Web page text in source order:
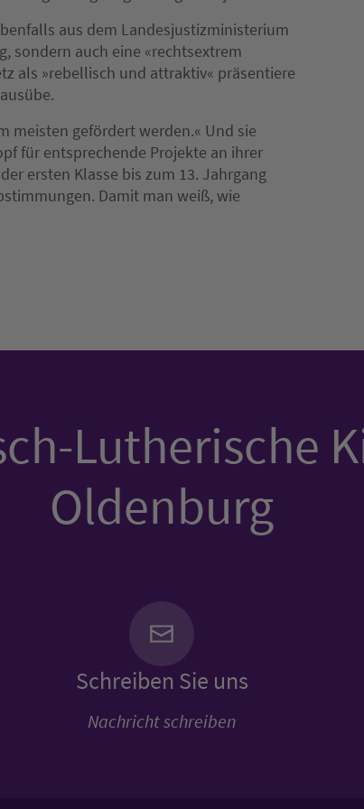
aus dem Landesjustizministerium
sondern auch eine «rechtsextrem
als »rebellisch und attraktiv« präsentiere
meisten gefördert werden.« Und sie
für entsprechende Projekte an ihrer
ersten Klasse bis zum 13. Jahrgang
Damit man weiß, wie
Lutherische
Oldenburg
Schreiben Sie uns
Nachricht schreiben